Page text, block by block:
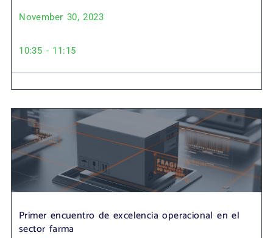
November 30, 2023
10:35 - 11:15
Primer encuentro de excelencia operacional en el
sector farma